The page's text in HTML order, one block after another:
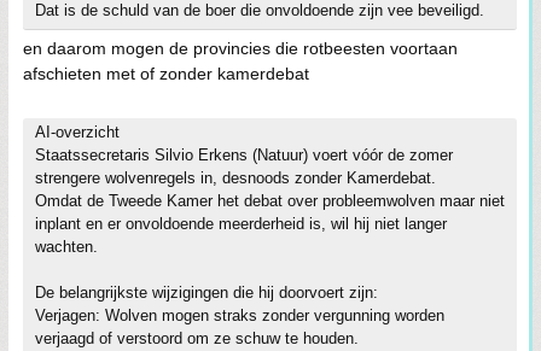
Dat is de schuld van de boer die onvoldoende zijn vee beveiligd.
en daarom mogen de provincies die rotbeesten voortaan
afschieten met of zonder kamerdebat
AI-overzicht
Staatssecretaris Silvio Erkens (Natuur) voert vóór de zomer
strengere wolvenregels in, desnoods zonder Kamerdebat.
Omdat de Tweede Kamer het debat over probleemwolven maar niet
inplant en er onvoldoende meerderheid is, wil hij niet langer
wachten.
De belangrijkste wijzigingen die hij doorvoert zijn:
Verjagen: Wolven mogen straks zonder vergunning worden
verjaagd of verstoord om ze schuw te houden.